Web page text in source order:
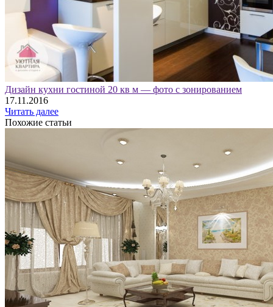
Дизайн кухни гостиной 20 кв м — фото с зонированием
17.11.2016
Читать далее
Похожие статьи